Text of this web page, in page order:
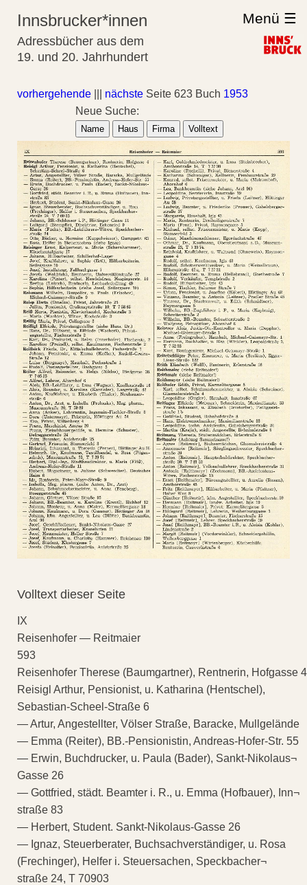
Innsbrucker*innen
Adressbücher aus dem
19. und 20. Jahrhundert
Menü ☰
vorhergehende nächste Seite 623 Buch 1953
Neue Suche:
Name Haus Firma Volltext
Volltext dieser Seite
IX
Reisenhofer — Reitmaier
593
Reisenhofer Therese (Baumgartner), Rentnerin, Hofgasse 4
Reisigl Arthur, Pensionist, u. Katharina (Hentschel),
Sebastian-Scheel-Straße 6
— Artur, Angestellter, Völser Straße, Baracke, Mullgelände
— Emma (Reiter), BB.-Pensionistin, Andreas-Hofer-Str. 55
— Erwin, Buchdrucker, u. Paula (Bader), Sankt-Nikolaus¬
Gasse 26
— Gottfried, städt. Beamter i. R., u. Emma (Hofbauer), Inn¬
straße 83
— Herbert, Student. Sankt-Nikolaus-Gasse 26
— Ignaz, Steuerberater, Buchsachverständiger, u. Rosa
(Frechinger), Helfer i. Steuersachen, Speckbacher¬
straße 24, T 70903